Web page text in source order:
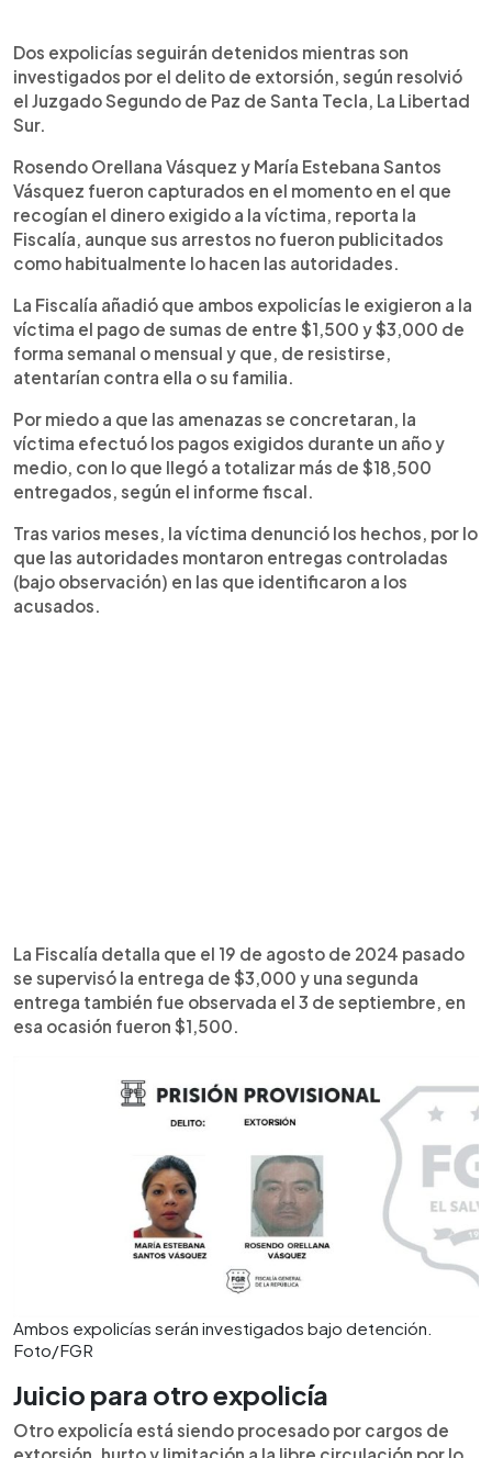
Escuchar artículo
Dos expolicías seguirán detenidos mientras son
investigados por el delito de extorsión, según resolvió
el Juzgado Segundo de Paz de Santa Tecla, La Libertad
Sur.
Rosendo Orellana Vásquez y María Estebana Santos
Vásquez fueron capturados en el momento en el que
recogían el dinero exigido a la víctima, reporta la
Fiscalía, aunque sus arrestos no fueron publicitados
como habitualmente lo hacen las autoridades.
La Fiscalía añadió que ambos expolicías le exigieron a la
víctima el pago de sumas de entre $1,500 y $3,000 de
forma semanal o mensual y que, de resistirse,
atentarían contra ella o su familia.
Por miedo a que las amenazas se concretaran, la
víctima efectuó los pagos exigidos durante un año y
medio, con lo que llegó a totalizar más de $18,500
entregados, según el informe fiscal.
Tras varios meses, la víctima denunció los hechos, por lo
que las autoridades montaron entregas controladas
(bajo observación) en las que identificaron a los
acusados.
La Fiscalía detalla que el 19 de agosto de 2024 pasado
se supervisó la entrega de $3,000 y una segunda
entrega también fue observada el 3 de septiembre, en
esa ocasión fueron $1,500.
Ambos expolicías serán investigados bajo detención.
Foto/FGR
Juicio para otro expolicía
Otro expolicía está siendo procesado por cargos de